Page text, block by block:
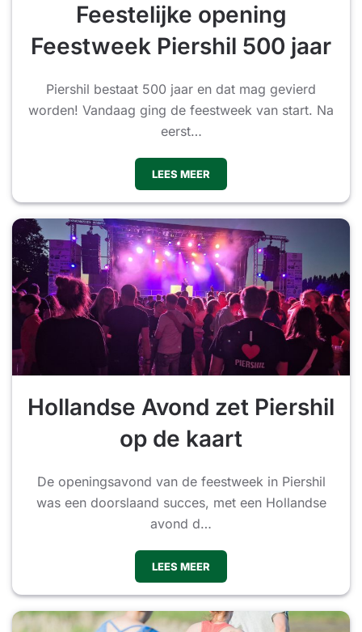
Feestelijke opening
Feestweek Piershil 500 jaar
Piershil bestaat 500 jaar en dat mag gevierd
worden! Vandaag ging de feestweek van start. Na
eerst…
LEES MEER
Hollandse Avond zet Piershil
op de kaart
De openingsavond van de feestweek in Piershil
was een doorslaand succes, met een Hollandse
avond d…
LEES MEER